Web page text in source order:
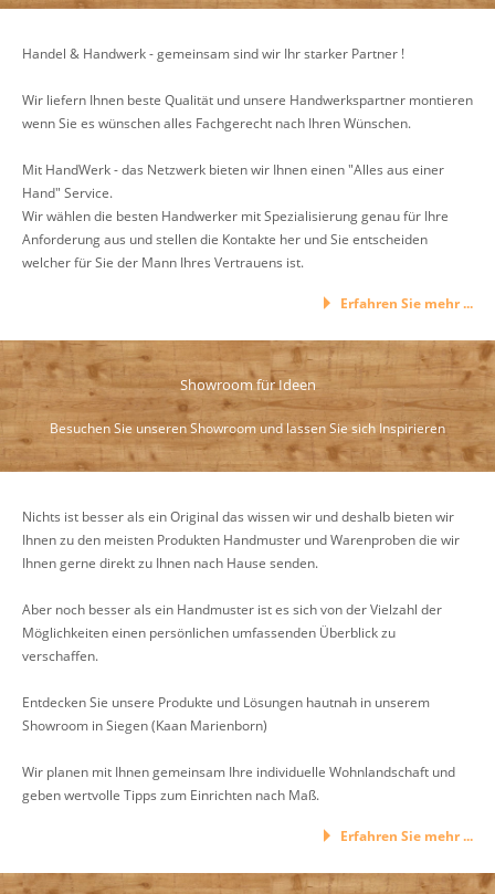
Handel & Handwerk - gemeinsam sind wir Ihr starker Partner !
Wir liefern Ihnen beste Qualität und unsere Handwerkspartner montieren
wenn Sie es wünschen alles Fachgerecht nach Ihren Wünschen.
Mit HandWerk - das Netzwerk bieten wir Ihnen einen "Alles aus einer
Hand" Service.
Wir wählen die besten Handwerker mit Spezialisierung genau für Ihre
Anforderung aus und stellen die Kontakte her und Sie entscheiden
welcher für Sie der Mann Ihres Vertrauens ist.
Erfahren Sie mehr ...
Showroom für Ideen
Besuchen Sie unseren Showroom und lassen Sie sich Inspirieren
Nichts ist besser als ein Original das wissen wir und deshalb bieten wir
Ihnen zu den meisten Produkten Handmuster und Warenproben die wir
Ihnen gerne direkt zu Ihnen nach Hause senden.
Aber noch besser als ein Handmuster ist es sich von der Vielzahl der
Möglichkeiten einen persönlichen umfassenden Überblick zu
verschaffen.
Entdecken Sie unsere Produkte und Lösungen hautnah in unserem
Showroom in Siegen (Kaan Marienborn)
Wir planen mit Ihnen gemeinsam Ihre individuelle Wohnlandschaft und
geben wertvolle Tipps zum Einrichten nach Maß.
Erfahren Sie mehr ...